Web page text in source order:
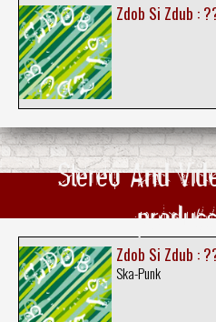
Zdob Si Zdub :
Stereo And
Zdob Si Zdub :
Ska-Punk